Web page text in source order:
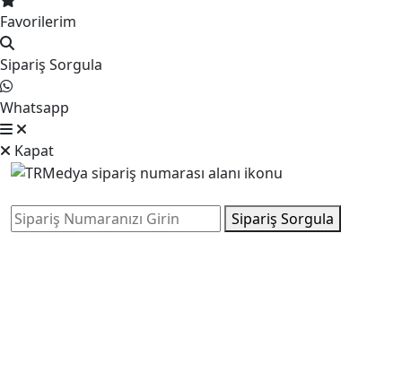
Favorilerim
Sipariş Sorgula
Whatsapp
Kapat
Sipariş Sorgula